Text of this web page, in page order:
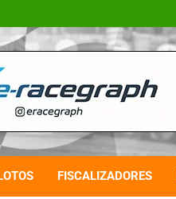
FISCALIZADORES